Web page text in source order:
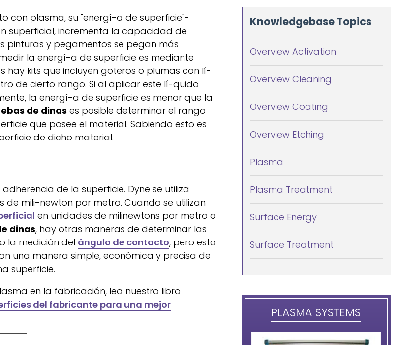
con plasma, su "energí-a de superficie"-
superficial, incrementa la capacidad de
pinturas y pegamentos se pegan más
la energí-a de superficie es mediante
hay kits que incluyen goteros o plumas con lí-
de cierto rango. Si al aplicar este lí-quido
la energí-a de superficie es menor que la
de dinas es posible determinar el rango
que posee el material. Sabiendo esto es
de dicho material.
de la superficie. Dyne se utiliza
mili-newton por metro. Cuando se utilizan
en unidades de milinewtons por metro o
dinas, hay otras maneras de determinar las
la medición del ángulo de contacto, pero esto
una manera simple, económica y precisa de
superficie.
en la fabricación, lea nuestro libro
del fabricante para una mejor
Knowledgebase Topics
Overview Activation
Overview Cleaning
Overview Coating
Overview Etching
Plasma
Plasma Treatment
Surface Energy
Surface Treatment
PLASMA SYSTEMS